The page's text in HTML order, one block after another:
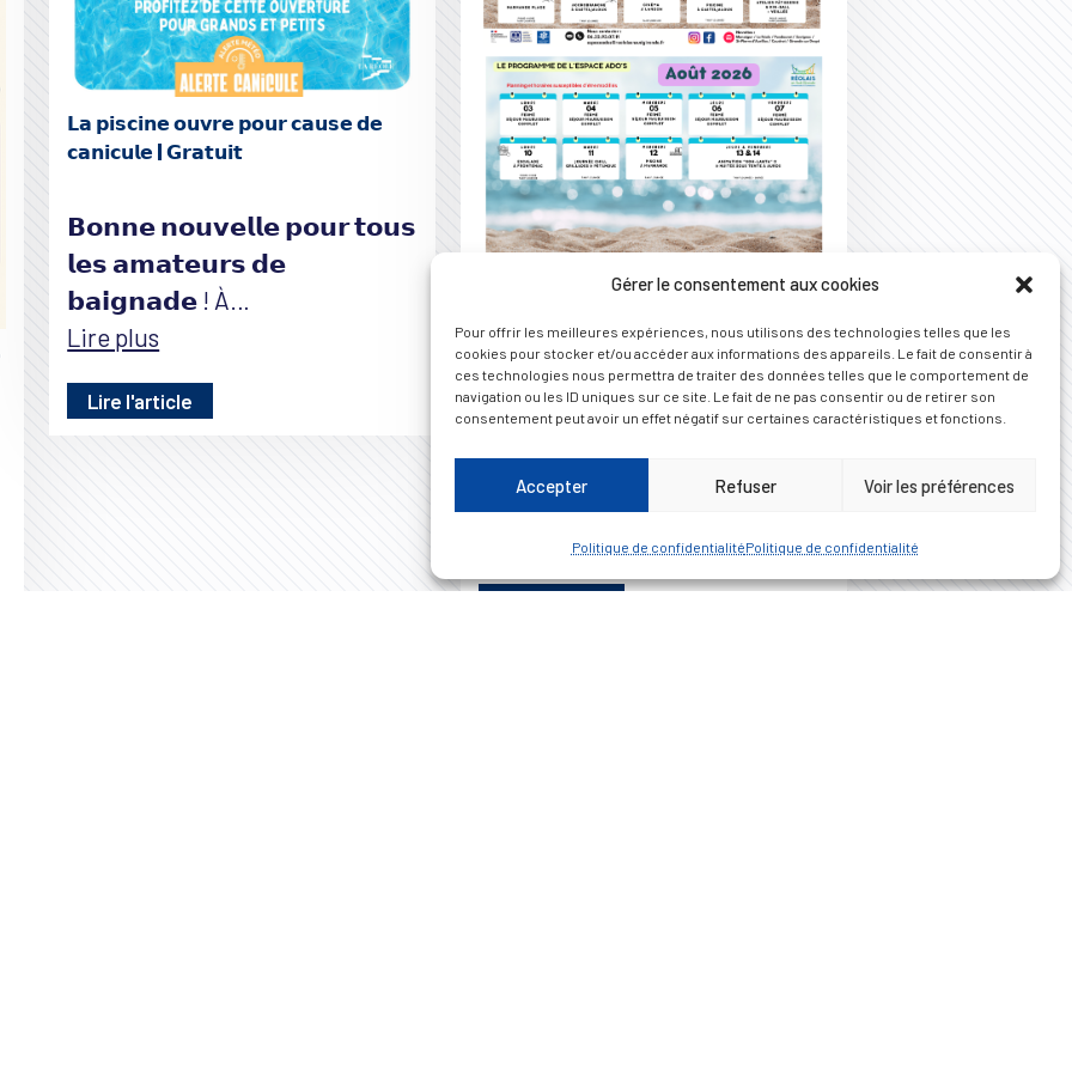
Gérer le consentement aux cookies
Pour offrir les meilleures expériences, nous utilisons des technologies telles que les
cookies pour stocker et/ou accéder aux informations des appareils. Le fait de consentir à
ces technologies nous permettra de traiter des données telles que le comportement de
navigation ou les ID uniques sur ce site. Le fait de ne pas consentir ou de retirer son
consentement peut avoir un effet négatif sur certaines caractéristiques et fonctions.
Accepter Refuser Voir les préférences
Politique de confidentialitéPolitique de confidentialité
𝗟𝗮 𝗽𝗶𝘀𝗰𝗶𝗻𝗲 𝗼𝘂𝘃𝗿𝗲 𝗽𝗼𝘂𝗿 𝗰𝗮𝘂𝘀𝗲 𝗱𝗲
𝗰𝗮𝗻𝗶𝗰𝘂𝗹𝗲 | 𝗚𝗿𝗮𝘁𝘂𝗶𝘁
𝗕𝗼𝗻𝗻𝗲 𝗻𝗼𝘂𝘃𝗲𝗹𝗹𝗲 𝗽𝗼𝘂𝗿 𝘁𝗼𝘂𝘀
𝗹𝗲𝘀 𝗮𝗺𝗮𝘁𝗲𝘂𝗿𝘀 𝗱𝗲
𝗯𝗮𝗶𝗴𝗻𝗮𝗱𝗲 ! À…
Lire plus
Lire l'article
Planning espace ados | Juillet et
août
☀️🏖️ 𝗟’𝗲́𝘁𝗲́ 𝘀’𝗮𝗻𝗻𝗼𝗻𝗰𝗲 𝗿𝗶𝗰𝗵𝗲
𝗲𝗻 𝗮𝘃𝗲𝗻𝘁𝘂𝗿𝗲𝘀 𝗮̀ 𝗹’𝗘𝘀𝗽𝗮𝗰𝗲
𝗔𝗱𝗼 du…